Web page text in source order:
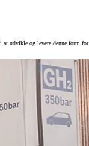
at udvikle og levere denne form for